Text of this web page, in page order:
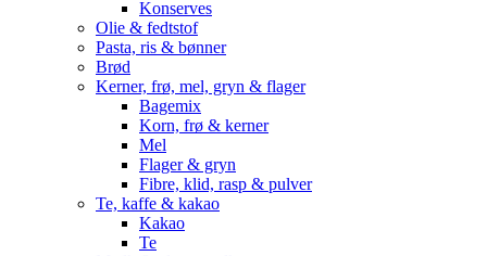
Konserves
Olie & fedtstof
Pasta, ris & bønner
Brød
Kerner, frø, mel, gryn & flager
Bagemix
Korn, frø & kerner
Mel
Flager & gryn
Fibre, klid, rasp & pulver
Te, kaffe & kakao
Kakao
Te